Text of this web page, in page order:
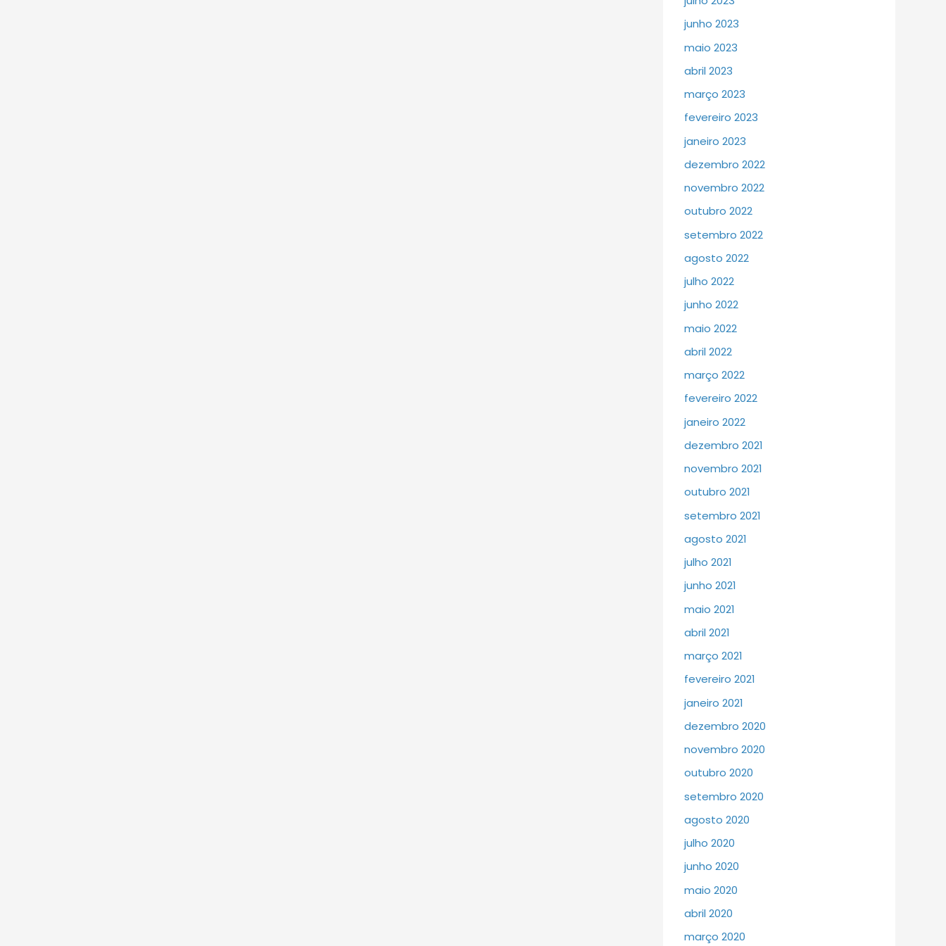
junho 2023
maio 2023
abril 2023
março 2023
fevereiro 2023
janeiro 2023
dezembro 2022
novembro 2022
outubro 2022
setembro 2022
agosto 2022
julho 2022
junho 2022
maio 2022
abril 2022
março 2022
fevereiro 2022
janeiro 2022
dezembro 2021
novembro 2021
outubro 2021
setembro 2021
agosto 2021
julho 2021
junho 2021
maio 2021
abril 2021
março 2021
fevereiro 2021
janeiro 2021
dezembro 2020
novembro 2020
outubro 2020
setembro 2020
agosto 2020
julho 2020
junho 2020
maio 2020
abril 2020
março 2020